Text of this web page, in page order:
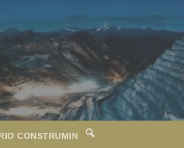
CONSTRUMIN